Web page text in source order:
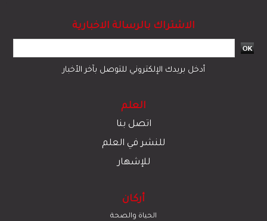
الاشتراك بالرسالة الاخبارية
أدخل بريدك الإلكتروني للتوصل بآخر الأخبار
العلم
اتصل بنا
للنشر في العلم
للإشهار
أركان
الحياة والصحة